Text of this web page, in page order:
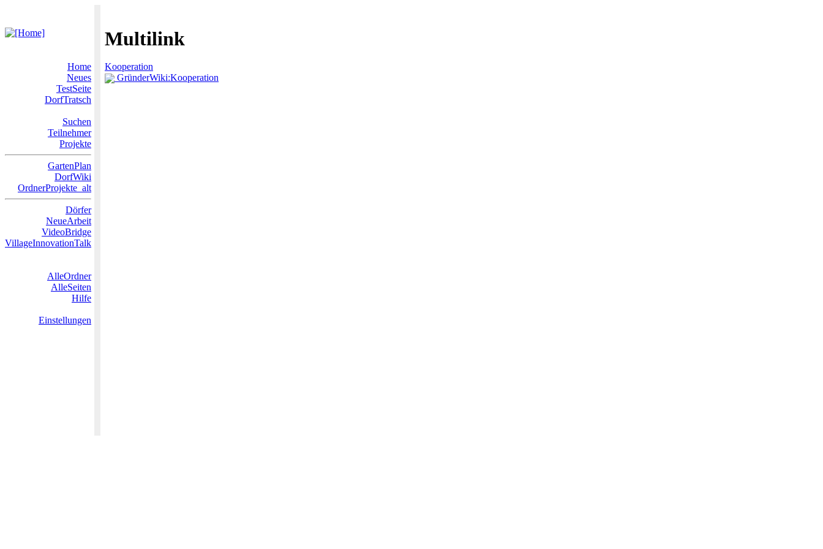
Multilink
Home
Neues
TestSeite
DorfTratsch
Suchen
Teilnehmer
Projekte
GartenPlan
DorfWiki
OrdnerProjekte_alt
Dörfer
NeueArbeit
VideoBridge
VillageInnovationTalk
AlleOrdner
AlleSeiten
Hilfe
Einstellungen
Kooperation
GründerWiki:Kooperation